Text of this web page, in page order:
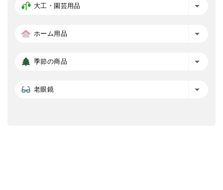
大工・園芸用品
ホーム用品
季節の商品
老眼鏡